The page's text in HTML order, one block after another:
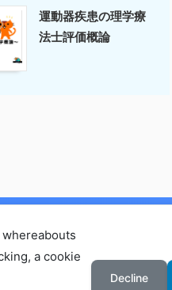
運動器疾患の理学療
法士評価概論
a cookie
Decline